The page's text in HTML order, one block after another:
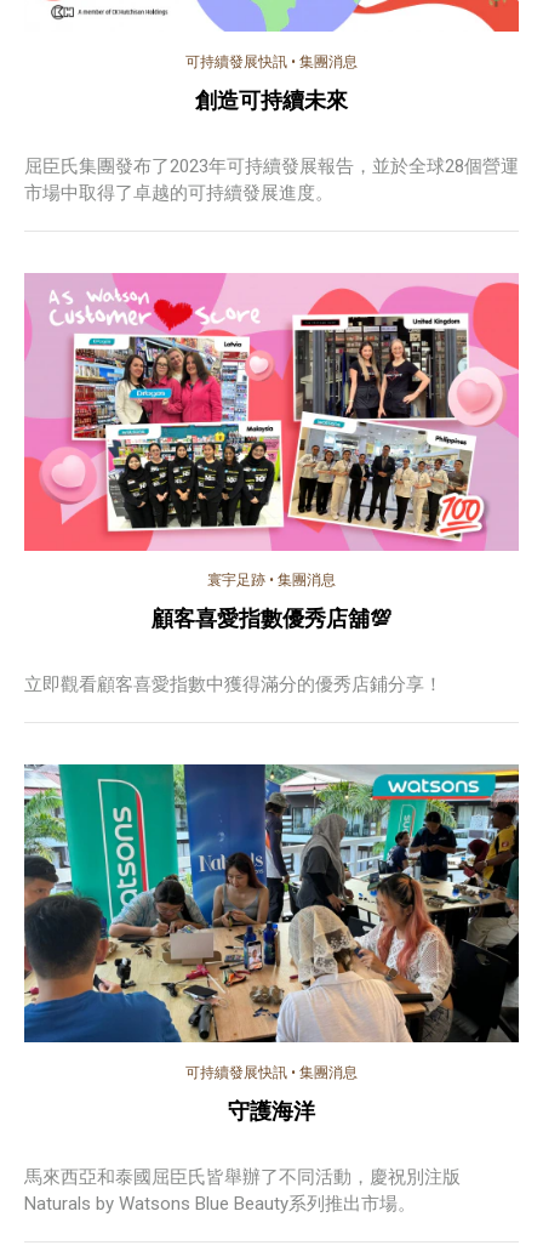
可持續發展快訊 • 集團消息
創造可持續未來
屈臣氏集團發布了2023年可持續發展報告，並於全球28個營運
市場中取得了卓越的可持續發展進度。
寰宇足跡 • 集團消息
顧客喜愛指數優秀店舖💯
立即觀看顧客喜愛指數中獲得滿分的優秀店鋪分享！
可持續發展快訊 • 集團消息
守護海洋
馬來西亞和泰國屈臣氏皆舉辦了不同活動，慶祝別注版
Naturals by Watsons Blue Beauty系列推出市場。